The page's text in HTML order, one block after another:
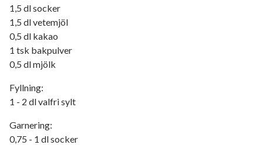
1,5 dl socker
1,5 dl vetemjöl
0,5 dl kakao
1 tsk bakpulver
0,5 dl mjölk
Fyllning:
1 - 2 dl valfri sylt
Garnering:
0,75 - 1 dl socker